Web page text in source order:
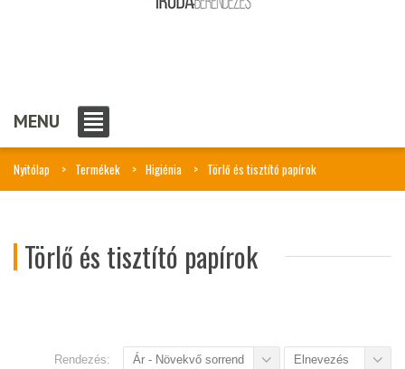
MENU
Nyitólap Termékek Higiénia Törlő és tisztító papírok
Törlő és tisztító papírok
Rendezés: Ár - Növekvő sorrend Elnevezés